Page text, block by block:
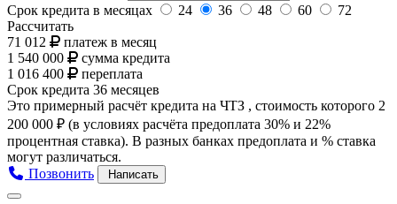
Срок кредита в месяцах
24 36 48 60
72
Рассчитать
71 012
платеж в месяц
1 540 000
сумма кредита
1 016 400
переплата
Срок кредита 36 месяцев
Это примерный расчёт кредита на ЧТЗ , стоимость которого 2
200 000 ₽ (в условиях расчёта предоплата 30% и 22%
процентная ставка). В разных банках предоплата и % ставка
могут различаться.
Позвонить
Написать